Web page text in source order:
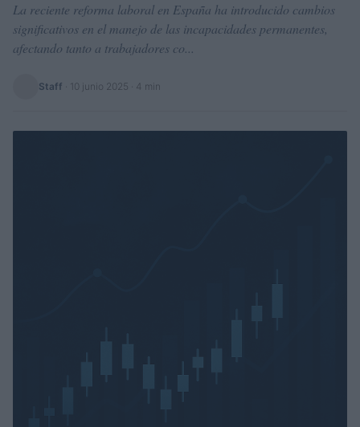
La reciente reforma laboral en España ha introducido cambios
significativos en el manejo de las incapacidades permanentes,
afectando tanto a trabajadores co...
Staff 10 junio 2025 · 4 min